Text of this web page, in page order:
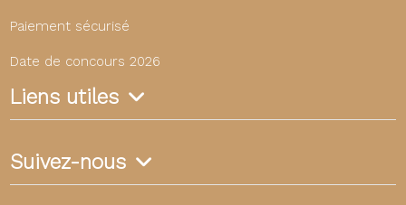
Paiement sécurisé
Date de concours 2026
Liens utiles
Suivez-nous